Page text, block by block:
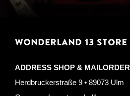
WONDERLAND 13 STORE
ADDRESS SHOP & MAILORDER
Herdbruckerstraße 9 • 89073 Ulm